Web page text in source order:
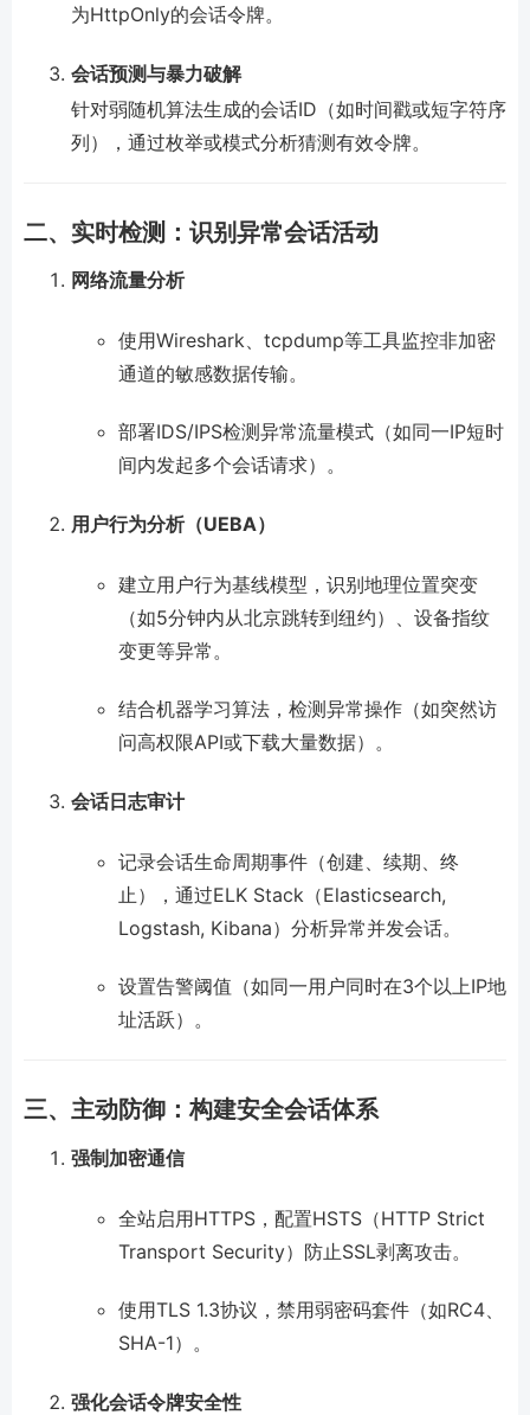
为HttpOnly的会话令牌。
会话预测与暴力破解
针对弱随机算法生成的会话ID（如时间戳或短字符序
列），通过枚举或模式分析猜测有效令牌。
二、实时检测：识别异常会话活动
网络流量分析
使用Wireshark、tcpdump等工具监控非加密
通道的敏感数据传输。
部署IDS/IPS检测异常流量模式（如同一IP短时
间内发起多个会话请求）。
用户行为分析（UEBA）
建立用户行为基线模型，识别地理位置突变
（如5分钟内从北京跳转到纽约）、设备指纹
变更等异常。
结合机器学习算法，检测异常操作（如突然访
问高权限API或下载大量数据）。
会话日志审计
记录会话生命周期事件（创建、续期、终
止），通过ELK Stack（Elasticsearch,
Logstash, Kibana）分析异常并发会话。
设置告警阈值（如同一用户同时在3个以上IP地
址活跃）。
三、主动防御：构建安全会话体系
强制加密通信
全站启用HTTPS，配置HSTS（HTTP Strict
Transport Security）防止SSL剥离攻击。
使用TLS 1.3协议，禁用弱密码套件（如RC4、
SHA-1）。
强化会话令牌安全性